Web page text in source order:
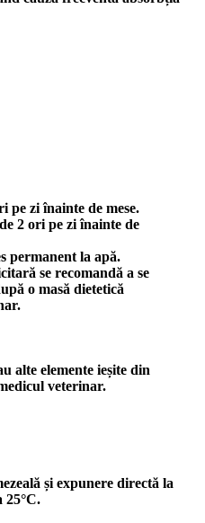
pe zi înainte de mese.
2 ori pe zi înainte de
permanent la apă.
se recomandă a se
o masă dietetică
alte elemente ieșite din
veterinar.
și expunere directă la
25°C.